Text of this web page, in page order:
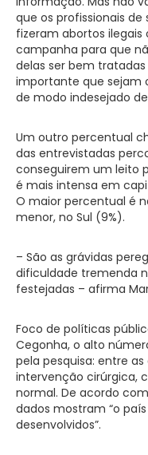
que os profissionais
fizeram abortos ilegais
campanha para que
delas ser bem
importante que sejam
de modo indesejado
Um outro percentual
das entrevistadas
conseguirem um leito
é mais intensa em
O maior percentual é
menor, no Sul (9%).
– São as grávidas
dificuldade tremenda
festejadas – afirma
Foco de políticas
Cegonha, o alto
pela pesquisa: entre
intervenção cirúrgica,
normal. De acordo
dados mostram “o
desenvolvidos”.